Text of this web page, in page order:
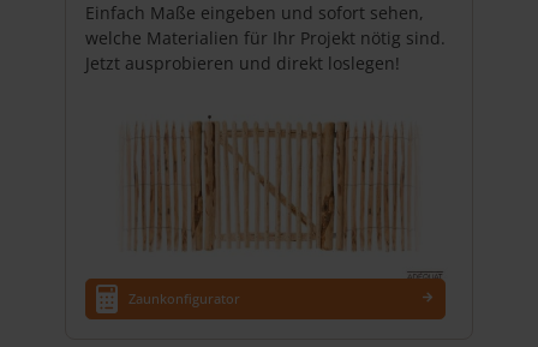
Produktseite
gewählt
Einfach Maße eingeben und sofort sehen,
welche Materialien für Ihr Projekt nötig sind.
Jetzt ausprobieren und direkt loslegen!
Zaunkonfigurator